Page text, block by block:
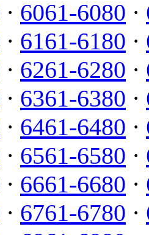
· 6061-6080 ·
· 6161-6180 ·
· 6261-6280 ·
· 6361-6380 ·
· 6461-6480 ·
· 6561-6580 ·
· 6661-6680 ·
· 6761-6780 ·